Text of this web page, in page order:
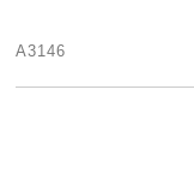
A3146